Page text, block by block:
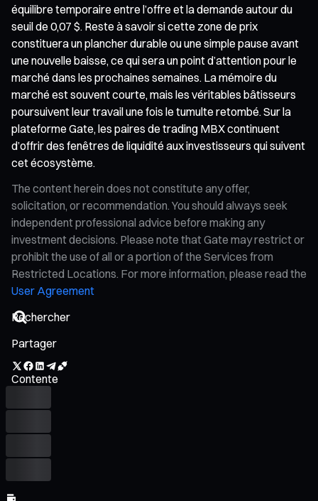
équilibre temporaire entre l’offre et la demande autour du
seuil de 0,07 $. Reste à savoir si cette zone de prix
constituera un plancher durable ou une simple pause avant
une nouvelle baisse, ce qui sera un point d’attention pour le
marché dans les prochaines semaines. La mémoire du
marché est souvent courte, mais les véritables bâtisseurs
poursuivent leur travail une fois le tumulte retombé. Sur la
plateforme Gate, les paires de trading MBX continuent
d’offrir des fenêtres de liquidité aux investisseurs qui suivent
cet écosystème.
The content herein does not constitute any offer,
solicitation, or recommendation. You should always seek
independent professional advice before making any
investment decisions. Please note that Gate may restrict or
prohibit the use of all or a portion of the Services from
Restricted Locations. For more information, please read the
User Agreement
Partager
Contente